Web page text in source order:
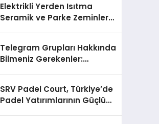
Elektrikli Yerden Isıtma
Seramik ve Parke Zeminler
Telegram Grupları Hakkında
Bilmeniz Gerekenler:
SRV Padel Court, Türkiye’de
Padel Yatırımlarının Güçlü